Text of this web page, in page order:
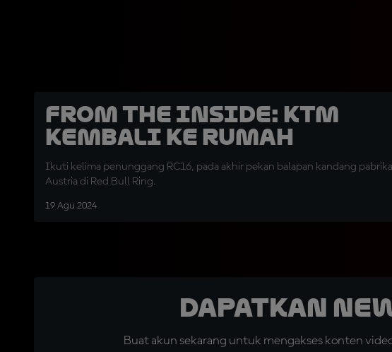
From the Inside: KTM
Kembali ke Rumah
Ikuti kelima penunggang RC16, pada akhir pekan balapan kandang
Austria di Red Bull Ring.
19 Agu 2024
Dapatkan
Buat akun sekarang untuk mengakses konten